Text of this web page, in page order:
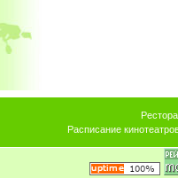
Расписание